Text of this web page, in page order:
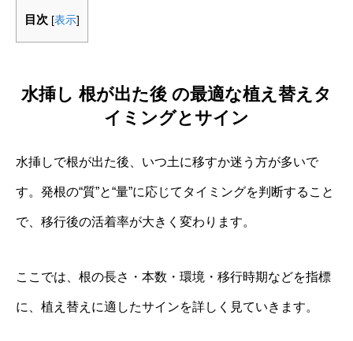
目次 [表示]
水挿し 根が出た後 の最適な植え替えタ
イミングとサイン
水挿しで根が出た後、いつ土に移すか迷う方が多いで
す。発根の“質”と“量”に応じてタイミングを判断すること
で、移行後の活着率が大きく変わります。
ここでは、根の長さ・本数・環境・移行時期などを指標
に、植え替えに適したサインを詳しく見ていきます。